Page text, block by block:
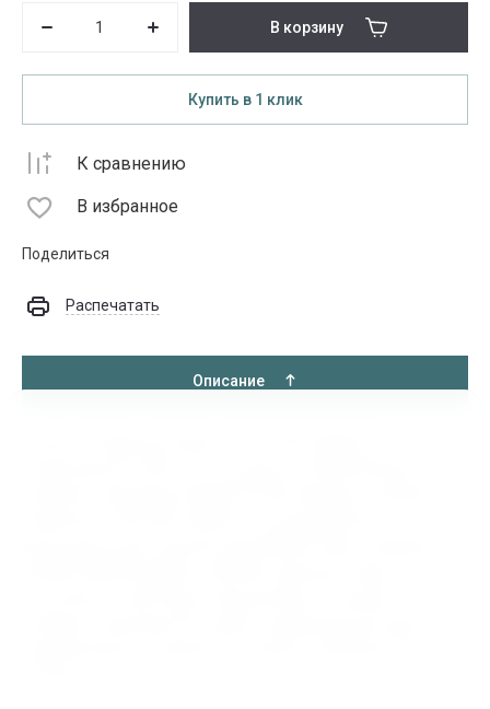
В корзину
Купить в 1 клик
К сравнению
В избранное
Поделиться
Распечатать
Описание